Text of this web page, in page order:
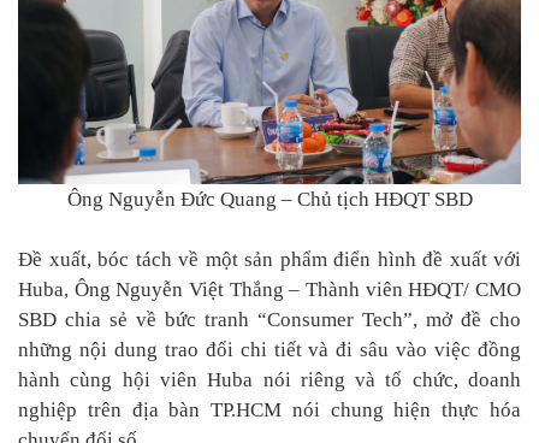
Ông Nguyễn Đức Quang – Chủ tịch HĐQT SBD
Đề xuất, bóc tách về một sản phẩm điển hình đề xuất với
Huba, Ông Nguyễn Việt Thắng – Thành viên HĐQT/ CMO
SBD chia sẻ về bức tranh “Consumer Tech”, mở đề cho
những nội dung trao đổi chi tiết và đi sâu vào việc đồng
hành cùng hội viên Huba nói riêng và tổ chức, doanh
nghiệp trên địa bàn TP.HCM nói chung hiện thực hóa